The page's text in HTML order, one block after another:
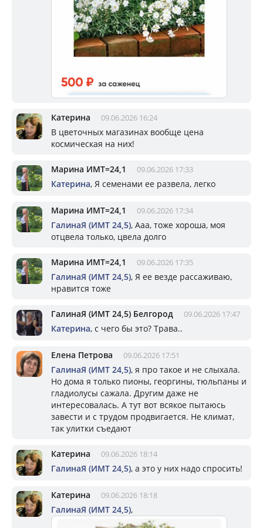
Катерина 09.06.2026 16:24
В цветочных магазинах вообще цена
космическая на них!
Марина ИМТ=24,1 09.06.2026 17:33
Катерина, Я семенами ее развела, легко
Марина ИМТ=24,1 09.06.2026 17:34
ГалинаЯ (ИМТ 24,5), Ааа, тоже хороша, моя
отцвела только, цвела долго
Марина ИМТ=24,1 09.06.2026 17:35
ГалинаЯ (ИМТ 24,5), Я ее везде рассаживаю,
нравится тоже
ГалинаЯ (ИМТ 24,5) Белгород 09.06.2026 17:47
Катерина, с чего бы это? Трава..
Елена Петрова 09.06.2026 17:51
ГалинаЯ (ИМТ 24,5), я про такое и не слыхала.
Но дома я только пионы, георгины, тюльпаны и
гладиолусы сажала. Другим даже не
интересовалась. А тут вот всякое пытаюсь
завести и с трудом продвигается. Не климат,
так улитки съедают
Катерина 09.06.2026 18:14
ГалинаЯ (ИМТ 24,5), а это у них надо спросить!
Катерина 09.06.2026 18:18
ГалинаЯ (ИМТ 24,5),